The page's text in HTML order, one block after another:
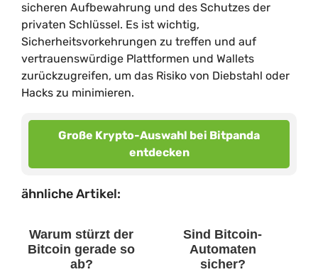
sicheren Aufbewahrung und des Schutzes der
privaten Schlüssel. Es ist wichtig,
Sicherheitsvorkehrungen zu treffen und auf
vertrauenswürdige Plattformen und Wallets
zurückzugreifen, um das Risiko von Diebstahl oder
Hacks zu minimieren.
Große Krypto-Auswahl bei Bitpanda
entdecken
ähnliche Artikel:
Warum stürzt der
Bitcoin gerade so
ab?
Sind Bitcoin-
Automaten
sicher?